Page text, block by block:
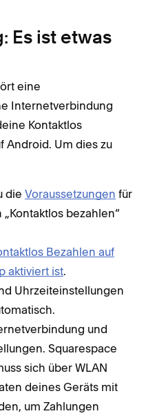
Es ist etwas
eine
Internetverbindung
Kontaktlos
Android. Um dies zu
die Voraussetzungen für
bezahlen“
Bezahlen auf
aktiviert ist.
Uhrzeiteinstellungen
und
Squarespace
sich über WLAN
deines Geräts mit
um Zahlungen